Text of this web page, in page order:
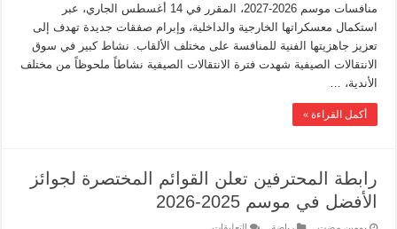
منافسات موسم 2026-2027، المقرر في 14 أغسطس الجاري، عبر
استكمال معسكراتها الخارجية والداخلية، وإبرام صفقات جديدة تهدف إلى
تعزيز جاهزيتها الفنية للمنافسة على مختلف الألقاب. نشاط كبير في سوق
الانتقالات الصيفية شهدت فترة الانتقالات الصيفية نشاطاً ملحوظاً من مختلف
الأندية، …
أكمل القراءة »
رابطة المحترفين تعلن القوائم المختصرة لجوائز
الأفضل في موسم 2025-2026